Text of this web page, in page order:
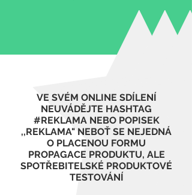
VE SVÉM ONLINE SDÍLENÍ
NEUVÁDĚJTE HASHTAG
#REKLAMA NEBO POPISEK
,,REKLAMA" NEBOŤ SE NEJEDNÁ
O PLACENOU FORMU
PROPAGACE PRODUKTU, ALE
SPOTŘEBITELSKÉ PRODUKTOVÉ
TESTOVÁNÍ